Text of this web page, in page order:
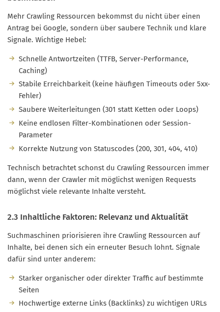
Mehr Crawling Ressourcen bekommst du nicht über einen
Antrag bei Google, sondern über saubere Technik und klare
Signale. Wichtige Hebel:
Schnelle Antwortzeiten (TTFB, Server-Performance,
Caching)
Stabile Erreichbarkeit (keine häufigen Timeouts oder 5xx-
Fehler)
Saubere Weiterleitungen (301 statt Ketten oder Loops)
Keine endlosen Filter-Kombinationen oder Session-
Parameter
Korrekte Nutzung von Statuscodes (200, 301, 404, 410)
Technisch betrachtet schonst du Crawling Ressourcen immer
dann, wenn der Crawler mit möglichst wenigen Requests
möglichst viele relevante Inhalte versteht.
2.3 Inhaltliche Faktoren: Relevanz und Aktualität
Suchmaschinen priorisieren ihre Crawling Ressourcen auf
Inhalte, bei denen sich ein erneuter Besuch lohnt. Signale
dafür sind unter anderem:
Starker organischer oder direkter Traffic auf bestimmte
Seiten
Hochwertige externe Links (Backlinks) zu wichtigen URLs